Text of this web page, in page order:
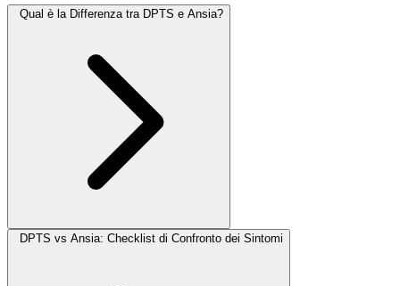
Qual è la Differenza tra DPTS e Ansia?
DPTS vs Ansia: Checklist di Confronto dei Sintomi